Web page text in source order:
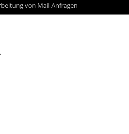
von Mail-Anfragen